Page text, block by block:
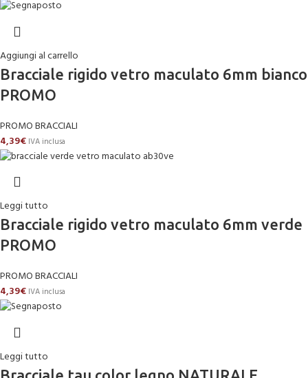
Aggiungi al carrello
Bracciale rigido vetro maculato 6mm bianco
PROMO
PROMO BRACCIALI
4,39€ IVA inclusa
Leggi tutto
Bracciale rigido vetro maculato 6mm verde
PROMO
PROMO BRACCIALI
4,39€ IVA inclusa
Leggi tutto